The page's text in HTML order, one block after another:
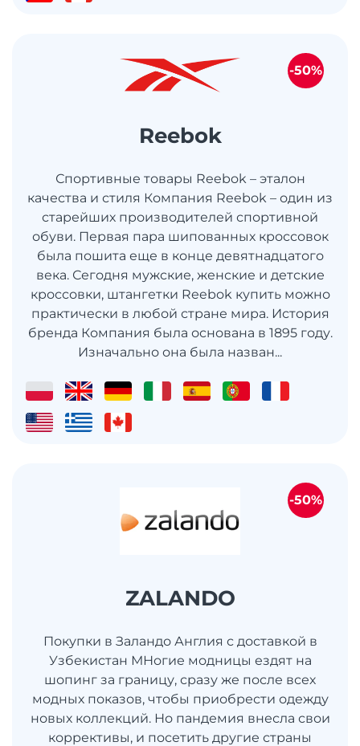
Reebok
Спортивные товары Reebok – эталон
качества и стиля Компания Reebok – один из
старейших производителей спортивной
обуви. Первая пара шипованных кроссовок
была пошита еще в конце девятнадцатого
века. Сегодня мужские, женские и детские
кроссовки, штангетки Reebok купить можно
практически в любой стране мира. История
бренда Компания была основана в 1895 году.
Изначально она была назван...
-50%
ZALANDO
Покупки в Заландо Англия с доставкой в
Узбекистан МНогие модницы ездят на
шопинг за границу, сразу же после всех
модных показов, чтобы приобрести одежду
новых коллекций. Но пандемия внесла свои
коррективы, и посетить другие страны
-50%